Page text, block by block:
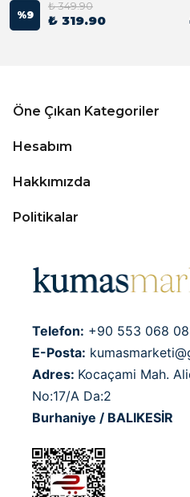
%9
₺ 349.90
₺ 319.90
Öne Çıkan Kategoriler
Hesabım
Hakkımızda
Politikalar
Telefon: +90 553 068
E-Posta:
Adres: Kocaçami Mah.
No:17/A Da:2
Burhaniye / BALIKESİR